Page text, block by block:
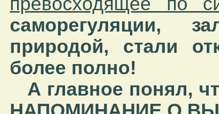
саморегуляции,
природой, стали
более полно!
А главное понял,